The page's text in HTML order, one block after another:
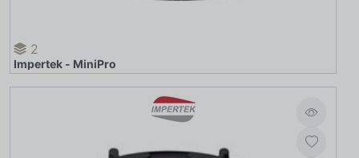
2
Impertek - MiniPro